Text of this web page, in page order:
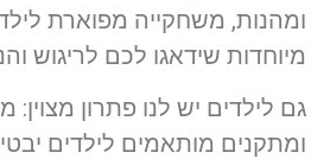
ומהנות, משחקייה מפוארת
מיוחדות שידאגו לכם לריגוש
גם לילדים יש לנו פתרון
ומתקנים מותאמים לילדים